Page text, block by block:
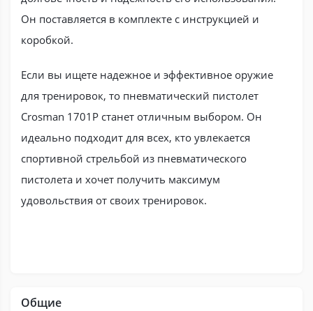
Он поставляется в комплекте с инструкцией и
коробкой.
Если вы ищете надежное и эффективное оружие
для тренировок, то пневматический пистолет
Crosman 1701P станет отличным выбором. Он
идеально подходит для всех, кто увлекается
спортивной стрельбой из пневматического
пистолета и хочет получить максимум
удовольствия от своих тренировок.
Общие